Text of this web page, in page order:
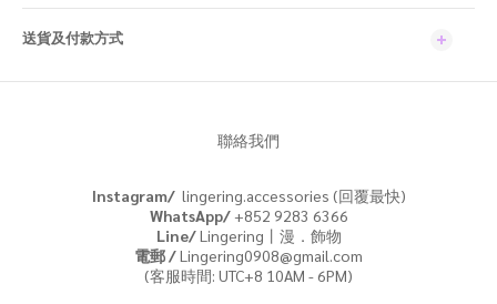
送貨及付款方式
聯絡我們
Instagram/ lingering.accessories (回覆最快)
WhatsApp/+852 9283 6366
Line/Lingering丨漫．飾物
電郵 /Lingering0908@gmail.com
(客服時間: UTC+8 10AM - 6PM)